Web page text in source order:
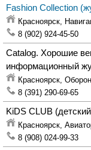
Fashion Collection
Красноярск,
8 (902) 924-45-50
Catalog. Хорошие
информационный
Красноярск,
8 (391) 290-69-65
KiDS CLUB
Красноярск,
8 (908) 024-99-33